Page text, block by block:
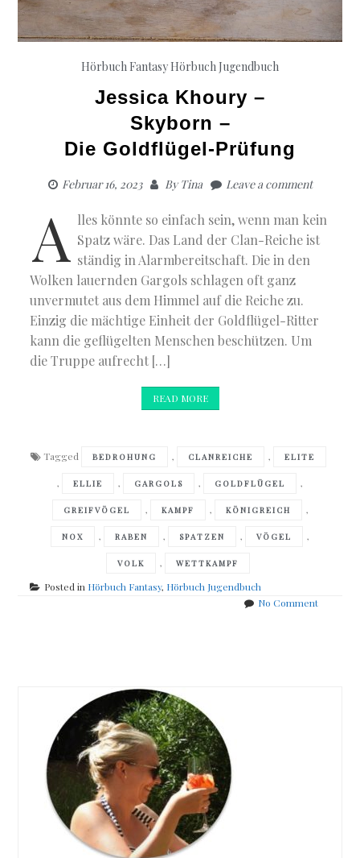
Hörbuch Fantasy Hörbuch Jugendbuch
Jessica Khoury –
Skyborn –
Die Goldflügel-Prüfung
Februar 16, 2023 ByTina Leave a comment
A lles könnte so einfach sein, wenn man kein
Spatz wäre. Das Land der Clan-Reiche ist
ständig in Alarmbereitschaft. Die in den
Wolken lauernden Gargols schlagen oft ganz
unvermutet aus dem Himmel auf die Reiche zu.
Einzig die mächtige Einheit der Goldflügel-Ritter
kann die geflügelten Menschen beschützen. Um
die Truppe aufrecht […]
READ MORE
Tagged BEDROHUNG , CLANREICHE , ELITE
, ELLIE , GARGOLS , GOLDFLÜGEL ,
GREIFVÖGEL , KAMPF , KÖNIGREICH ,
NOX , RABEN , SPATZEN , VÖGEL ,
VOLK , WETTKAMPF
Posted in Hörbuch Fantasy, Hörbuch Jugendbuch
No Commenton
navigation